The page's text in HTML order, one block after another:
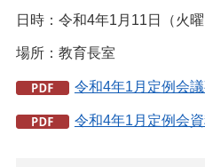
日時：令和4年1月11日（火
場所：教育長室
令和4年1月定例会
令和4年1月定例会